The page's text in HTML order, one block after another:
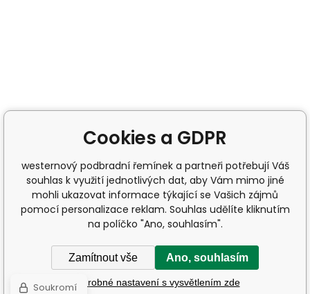
Cookies a GDPR
westernový podbradní řemínek a partneři potřebují Váš
souhlas k využití jednotlivých dat, aby Vám mimo jiné
mohli ukazovat informace týkající se Vašich zájmů
pomocí personalizace reklam. Souhlas udělíte kliknutím
na políčko "Ano, souhlasím".
Zamítnout vše Ano, souhlasím
Podrobné nastavení s vysvětlením zde
Soukromí